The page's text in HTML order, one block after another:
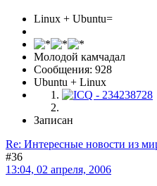
Linux + Ubuntu=
Молодой камчадал
Сообщения: 928
Ubuntu + Linux
Записан
Re: Интересные новости из
#36
13:04, 02 апреля, 2006